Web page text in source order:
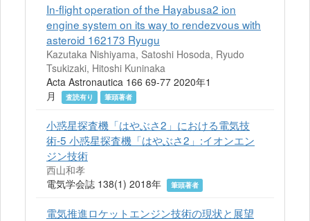
In-flight operation of the Hayabusa2 ion
engine system on its way to rendezvous with
asteroid 162173 Ryugu
Kazutaka Nishiyama, Satoshi Hosoda, Ryudo
Tsukizaki, Hitoshi Kuninaka
Acta Astronautica 166 69-77 2020年1
月
査読有り 筆頭著者
小惑星探査機「はやぶさ2」における電気技
術-5 小惑星探査機「はやぶさ2」:イオンエン
ジン技術
西山和孝
電気学会誌 138(1) 2018年
筆頭著者
電気推進ロケットエンジン技術の現状と展望